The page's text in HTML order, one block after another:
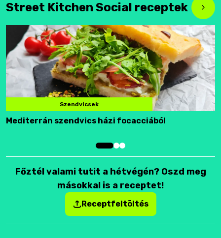
Street Kitchen Social receptek
Szendvicsek
Mediterrán szendvics házi focacciából
Főztél valami tutit a hétvégén? Oszd meg
másokkal is a receptet!
Receptfeltöltés